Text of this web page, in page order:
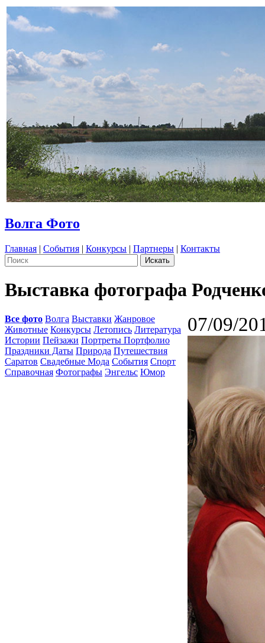
Волга Фото
Главная | События | Конкурсы | Партнеры | Контакты
Выставка фотографа
Все фото Волга Выставки Жанровое
Животные Конкурсы Летопись Литература
Истории Пейзажи Портреты Портфолио
Праздники Даты Природа Путешествия
Саратов Свадебные Мода События Спорт
Справочная Фотографы Энгельс Юмор
07/09/